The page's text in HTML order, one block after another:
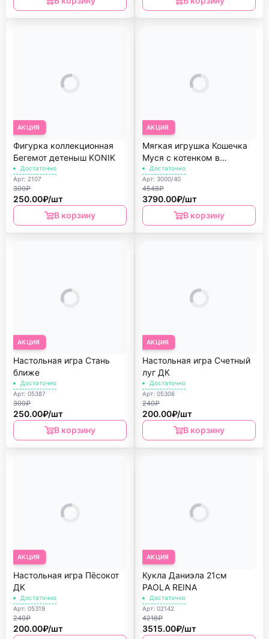
АКЦИЯ
Фигурка коллекционная
Бегемот детеныш KONIK
Достаточно
Арт: 2107
300₽
250.00₽/шт
В корзину
АКЦИЯ
Мягкая игрушка Кошечка
Муся с котенком в
переноске Orange
Достаточно
Арт: 3000/40
4548₽
3790.00₽/шт
В корзину
АКЦИЯ
Настольная игра Стань
ближе
Достаточно
Арт: 05387
300₽
250.00₽/шт
В корзину
АКЦИЯ
Настольная игра Счетный
луг ДК
Достаточно
Арт: 05306
240₽
200.00₽/шт
В корзину
АКЦИЯ
Настольная игра Пёсокот
ДК
Достаточно
Арт: 05319
240₽
200.00₽/шт
АКЦИЯ
Кукла Даниэла 21см
PAOLA REINА
Достаточно
Арт: 02142
4218₽
3515.00₽/шт